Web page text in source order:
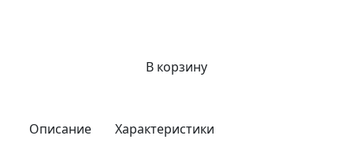
В корзину
Описание
Характеристики